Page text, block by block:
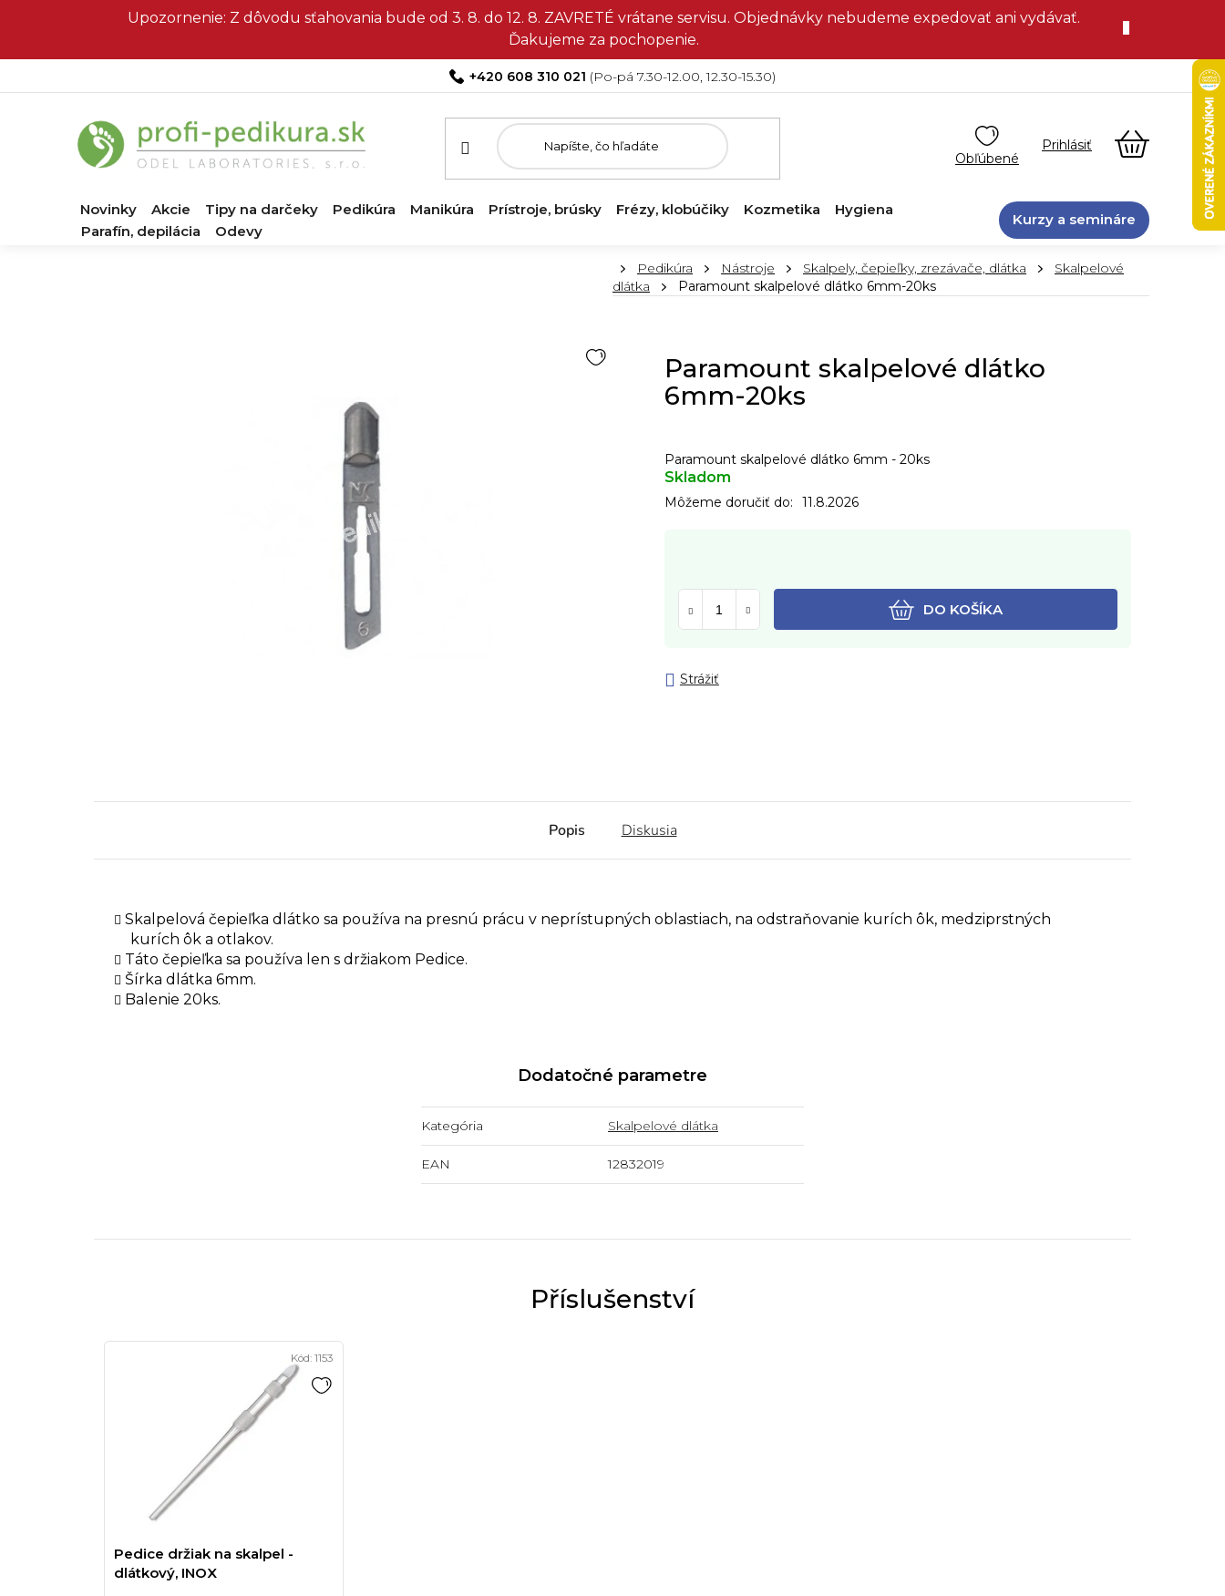
Upozornenie: Z dôvodu sťahovania bude od 3. 8. do 12. 8. ZAVRETÉ vrátane servisu. Objednávky nebudeme expedovať ani vydávať.
Ďakujeme za pochopenie.
+420 608 310 021
NÁKUPNÝ
KOŠÍK
Novinky Akcie Tipy na darčeky Pedikúra Manikúra Prístroje, brúsky Frézy, klobúčiky Kozmetika
Hygiena
Parafín, depilácia
Odevy
Kurzy a semináre
DomovPedikúra Nástroje Skalpely, čepieľky, zrezávače, dlátka
Skalpelové
dlátka
Paramount skalpelové dlátko 6mm-20ks
Paramount skalpelové dlátko
6mm-20ks
Paramount skalpelové dlátko 6mm - 20ks
Skladom
Môžeme doručiť do: 11.8.2026
DO KOŠÍKA
Strážiť
Popis Diskusia
Skalpelová čepieľka dlátko sa používa na presnú prácu v neprístupných oblastiach, na odstraňovanie kurích ôk, medziprstných
kurích ôk a otlakov.
Táto čepieľka sa používa len s držiakom Pedice.
Šírka dlátka 6mm.
Balenie 20ks.
Dodatočné parametre
Kategória Skalpelové dlátka
EAN 12832019
Pedice držiak na skalpel -
dlátkový, INOX
Kód: 1153